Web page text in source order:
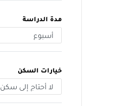
مدة الدراسة
خيارات السكن